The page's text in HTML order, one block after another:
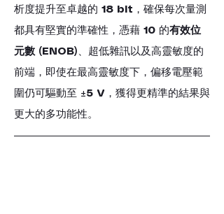
析度提升至卓越的 18 bit ，確保每次量測
都具有堅實的準確性，憑藉 10 的有效位
元數 (ENOB) 、超低雜訊以及高靈敏度的
前端，即使在最高靈敏度下，偏移電壓範
圍仍可驅動至 ±5 V ，獲得更精準的結果與
更大的多功能性。